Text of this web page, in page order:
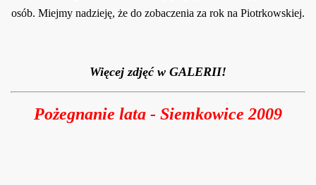
osób. Miejmy nadzieję, że do zobaczenia za rok na Piotrkowskiej.
Więcej zdjęć w GALERII!
Pożegnanie lata - Siemkowice 2009